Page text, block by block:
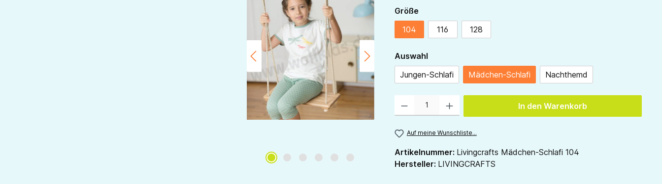
Größeauswählen
104
116 128
Auswahlauswählen
Jungen-Schlafi
Mädchen-Schlafi Nachthemd
In den Warenkorb
Auf meine Wunschliste...
Artikelnummer: Livingcrafts Mädchen-Schlafi 104
Hersteller: LIVINGCRAFTS